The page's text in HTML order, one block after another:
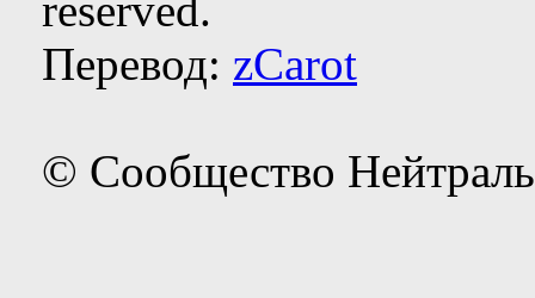
Перевод: zCarot
© Сообщество